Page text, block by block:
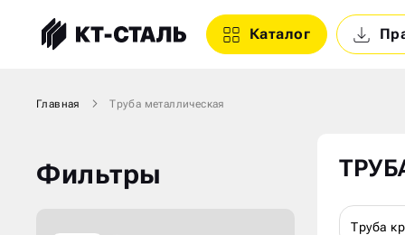
Каталог
Главная Труба металлическая
Фильтры
Труба